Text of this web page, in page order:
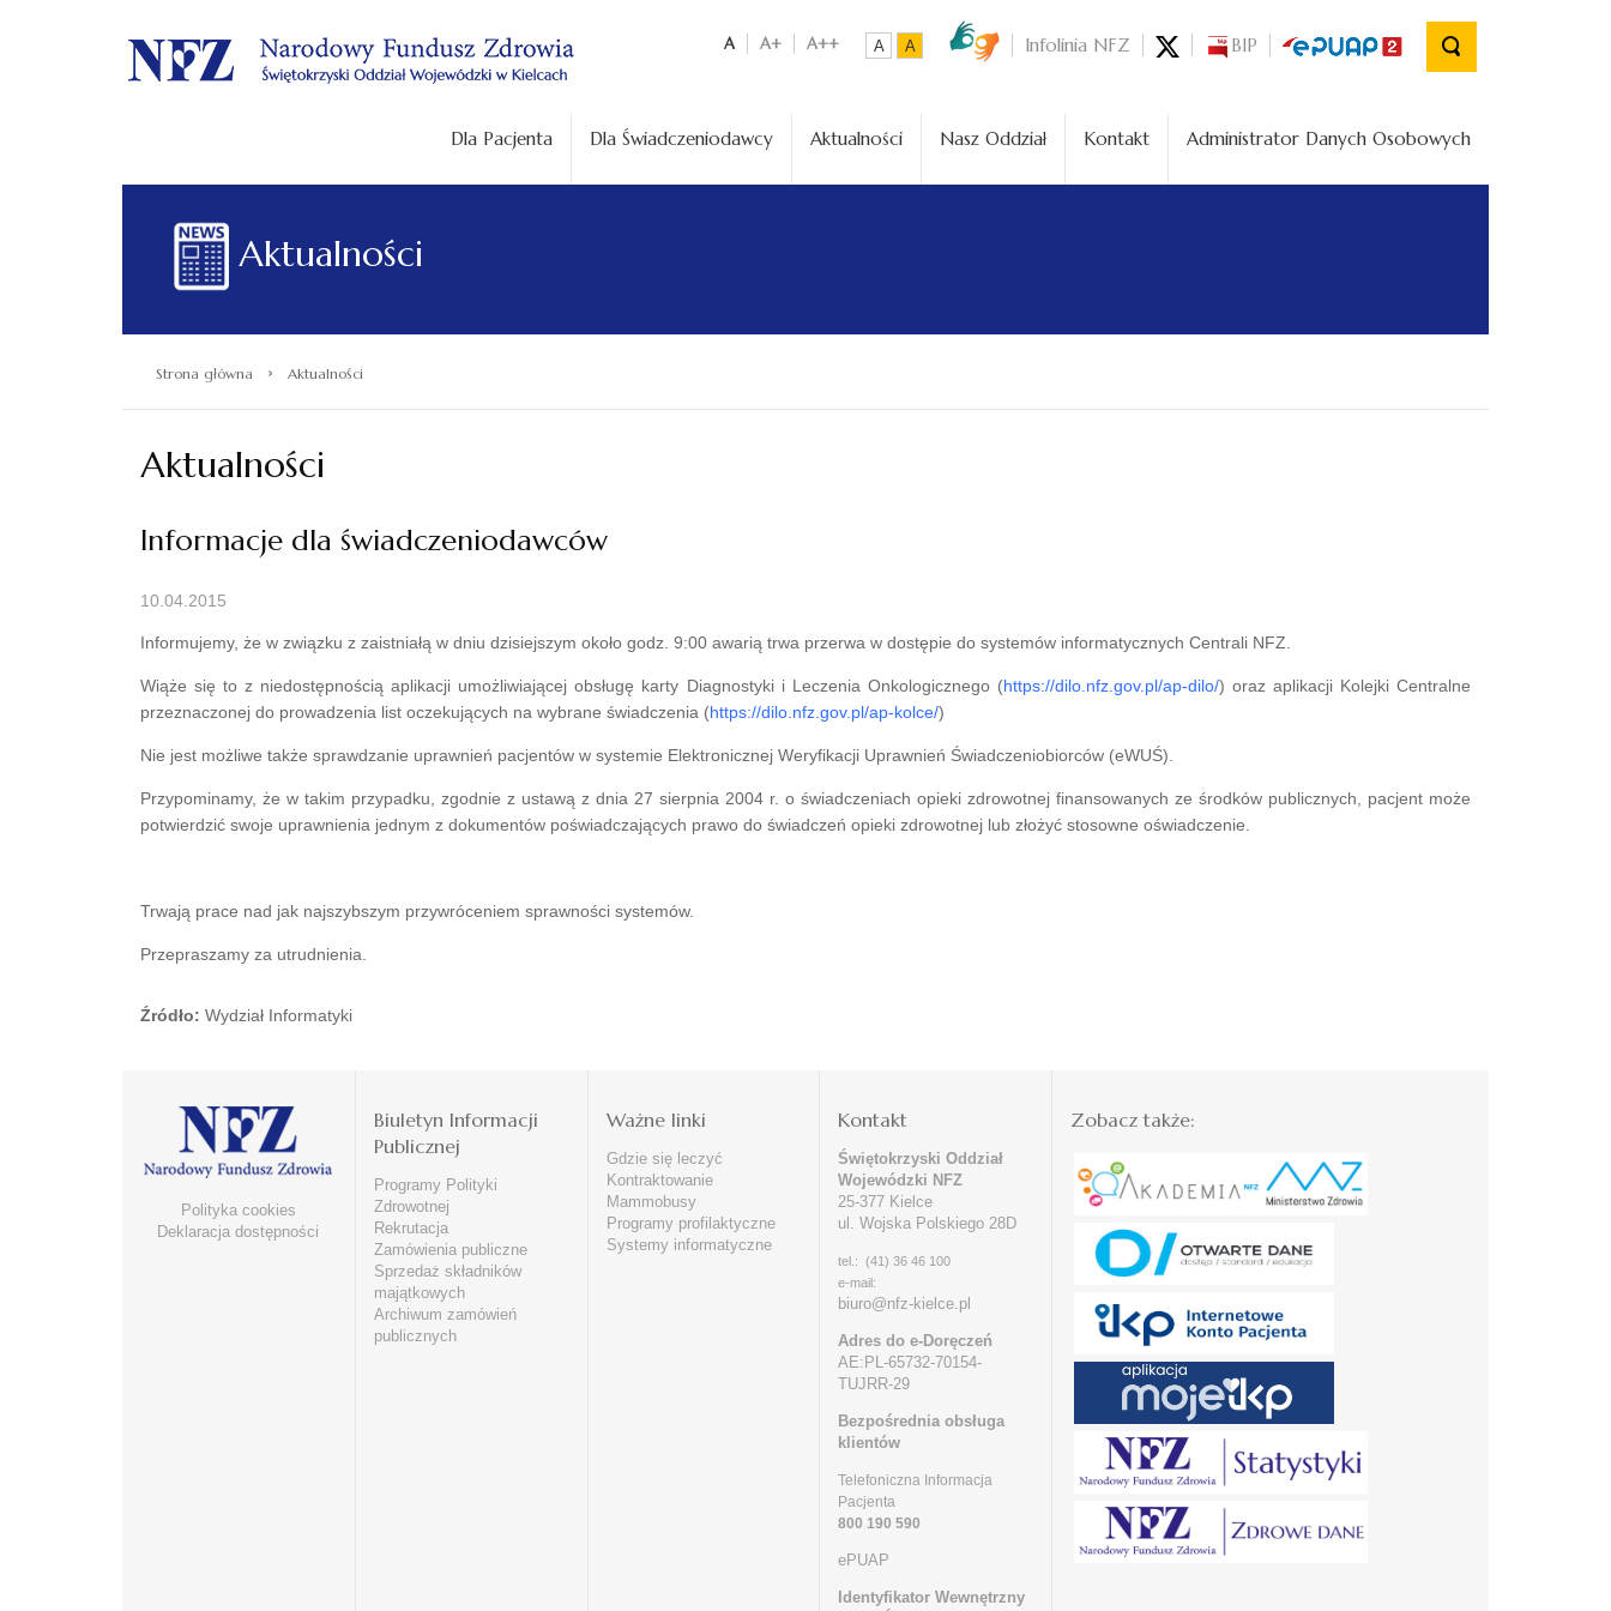
. A A+ A++ A A Infolinia NFZ BIP
Dla Pacjenta Dla Świadczeniodawcy Aktualności Nasz Oddział Kontakt Administrator Danych Osobowych
Aktualności
Strona główna › Aktualności
Aktualności
Informacje dla świadczeniodawców
10.04.2015
Informujemy, że w związku z zaistniałą w dniu dzisiejszym około godz. 9:00 awarią trwa przerwa w dostępie do systemów informatycznych Centrali NFZ.
Wiąże się to z niedostępnością aplikacji umożliwiającej obsługę karty Diagnostyki i Leczenia Onkologicznego (https://dilo.nfz.gov.pl/ap-dilo/) oraz aplikacji Kolejki Centralne
przeznaczonej do prowadzenia list oczekujących na wybrane świadczenia (https://dilo.nfz.gov.pl/ap-kolce/)
Nie jest możliwe także sprawdzanie uprawnień pacjentów w systemie Elektronicznej Weryfikacji Uprawnień Świadczeniobiorców (eWUŚ).
Przypominamy, że w takim przypadku, zgodnie z ustawą z dnia 27 sierpnia 2004 r. o świadczeniach opieki zdrowotnej finansowanych ze środków publicznych, pacjent może
potwierdzić swoje uprawnienia jednym z dokumentów poświadczających prawo do świadczeń opieki zdrowotnej lub złożyć stosowne oświadczenie.
Trwają prace nad jak najszybszym przywróceniem sprawności systemów.
Przepraszamy za utrudnienia.
Źródło: Wydział Informatyki
Polityka cookies
Deklaracja dostępności
Biuletyn Informacji
Publicznej
Programy Polityki
Zdrowotnej
Rekrutacja
Zamówienia publiczne
Sprzedaż składników
majątkowych
Archiwum zamówień
publicznych
Ważne linki
Gdzie się leczyć
Kontraktowanie
Mammobusy
Programy profilaktyczne
Systemy informatyczne
Kontakt
Świętokrzyski Oddział
Wojewódzki NFZ
25-377 Kielce
ul. Wojska Polskiego 28D
tel.: (41) 36 46 100
e-mail:
biuro@nfz-kielce.pl
Adres do e-Doręczeń
AE:PL-65732-70154-
TUJRR-29
Bezpośrednia obsługa
klientów
Telefoniczna Informacja
Pacjenta
800 190 590
ePUAP
Identyfikator Wewnętrzny
Zobacz także: